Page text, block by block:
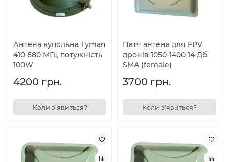
Антена купольна Tyman
410-580 МГц потужність
100W
4200 грн.
Коли з'явиться?
Патч антена для FPV
дронів 1050-1400 14 Дб
SMA (female)
3700 грн.
Коли з'явиться?